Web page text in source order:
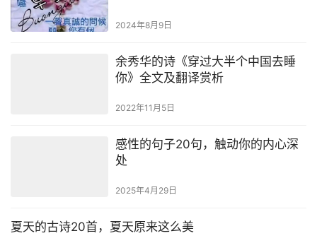
2024年8月9日
余秀华的诗《穿过大半个中国去睡
你》全文及翻译赏析
2022年11月5日
感性的句子20句，触动你的内心深
处
2025年4月29日
夏天的古诗20首，夏天原来这么美